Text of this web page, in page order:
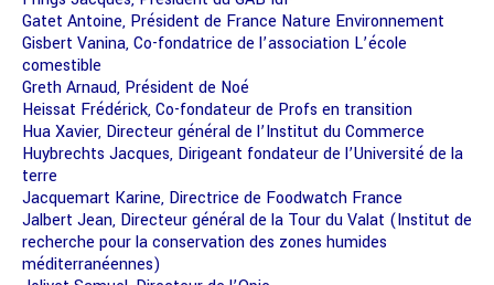
Gatet Antoine, Président de France Nature Environnement
Gisbert Vanina, Co-fondatrice de l’association L’école
comestible
Greth Arnaud, Président de Noé
Heissat Frédérick, Co-fondateur de Profs en transition
Hua Xavier, Directeur général de l’Institut du Commerce
Huybrechts Jacques, Dirigeant fondateur de l’Université de la
terre
Jacquemart Karine, Directrice de Foodwatch France
Jalbert Jean, Directeur général de la Tour du Valat (Institut de
recherche pour la conservation des zones humides
méditerranéennes)